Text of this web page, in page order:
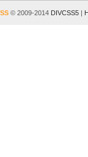
© 2009-2014 DIVCSS5|